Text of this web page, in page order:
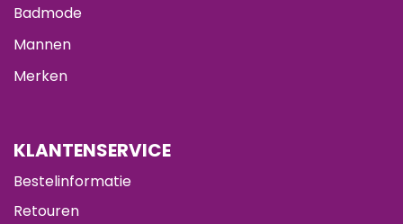
Badmode
Mannen
Merken
KLANTENSERVICE
Bestelinformatie
Retouren